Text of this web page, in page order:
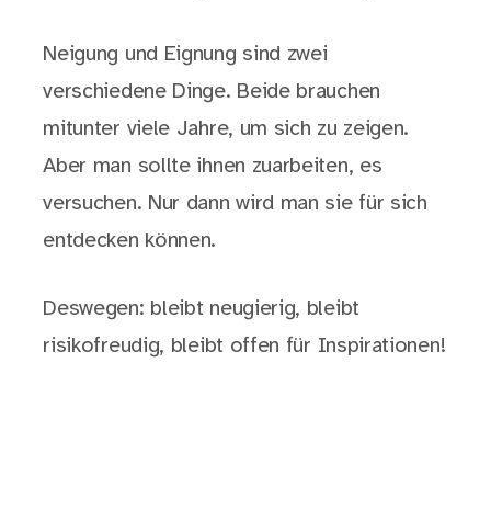
Neigung und Eignung sind zwei
verschiedene Dinge. Beide brauchen
mitunter viele Jahre, um sich zu zeigen.
Aber man sollte ihnen zuarbeiten, es
versuchen. Nur dann wird man sie für sich
entdecken können.
Deswegen: bleibt neugierig, bleibt
risikofreudig, bleibt offen für Inspirationen!